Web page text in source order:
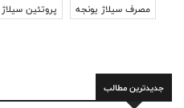
مصرف سیلاژ یونجه
پروتئین
جدیدترین مطالب